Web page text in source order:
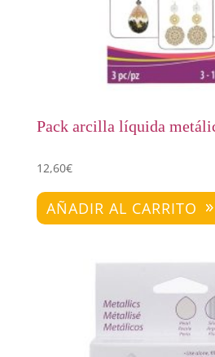
Pack arcilla líquida
12,60€
AÑADIR AL CARRITO